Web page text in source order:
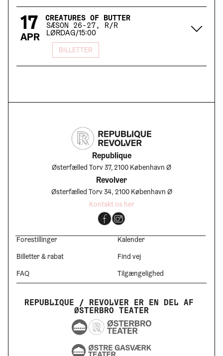
17
APR
CREATURES OF BUTTER
SÆSON 26-27, R/R
LØRDAG/15:00
BILLETTER
Forestillinger Kalender
Billetter & rabat Find vej
FAQ Tilgængelighed
Republique
Østerfælled Torv 37, 2100 København Ø
Revolver
Østerfælled Torv 34, 2100 København Ø
Kontakt os her
REPUBLIQUE / REVOLVER ER EN DEL AF
ØSTERBRO TEATER